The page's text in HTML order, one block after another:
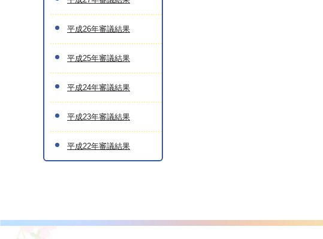
平成26年審議結果
平成25年審議結果
平成24年審議結果
平成23年審議結果
平成22年審議結果